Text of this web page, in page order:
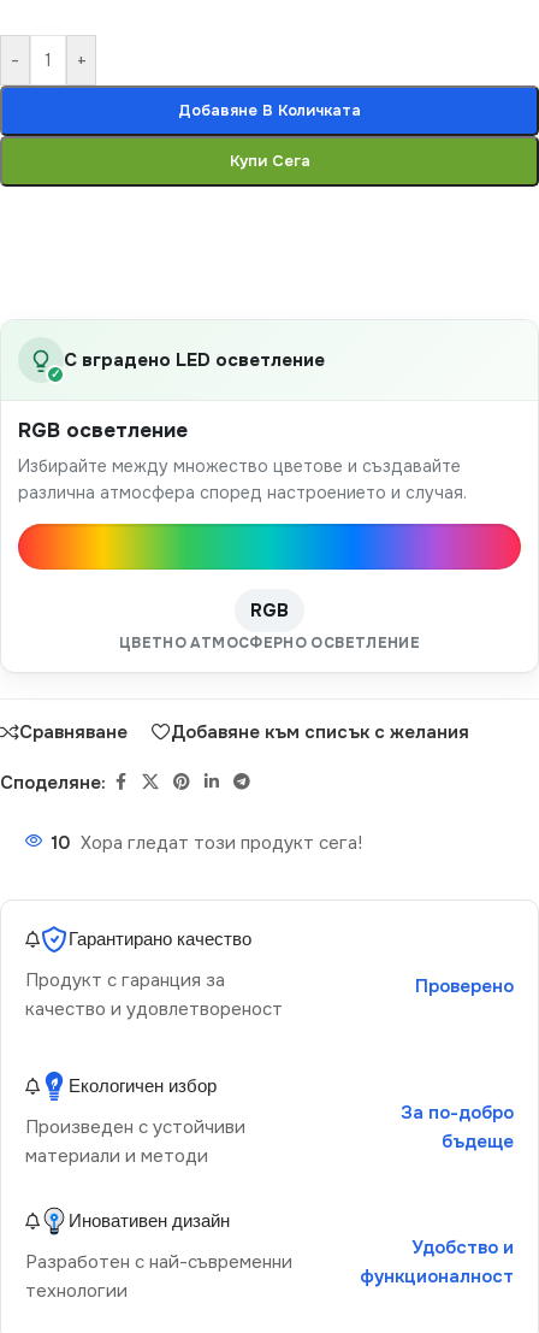
- +
Добавяне В Количката
Купи Сега
✓
С вградено LED осветление
RGB осветление
Избирайте между множество цветове и създавайте
различна атмосфера според настроението и случая.
RGB
ЦВЕТНО АТМОСФЕРНО ОСВЕТЛЕНИЕ
Сравняване Добавяне към списък с желания
Споделяне:
10 Хора гледат този продукт сега!
Гарантирано качество
Продукт с гаранция за
качество и удовлетвореност
Проверено
Екологичен избор
Произведен с устойчиви
материали и методи
За по-добро
бъдеще
Иновативен дизайн
Разработен с най-съвременни
технологии
Удобство и
функционалност